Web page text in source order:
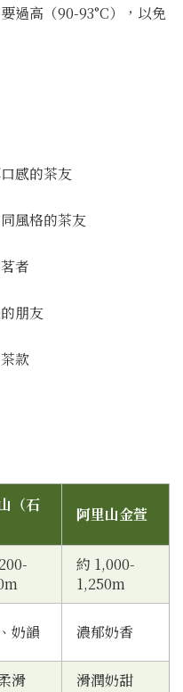
過高（90-93°C），以免
感的茶友
風格的茶友
者
朋友
款
（石
阿里山金萱
約 1,000-
1,250m
奶韻 濃郁奶香
滑
滑潤奶甜